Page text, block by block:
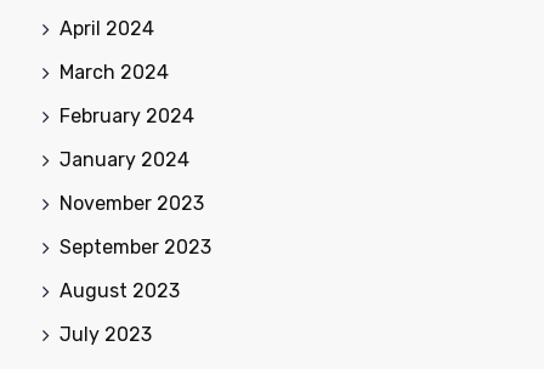
April 2024
March 2024
February 2024
January 2024
November 2023
September 2023
August 2023
July 2023